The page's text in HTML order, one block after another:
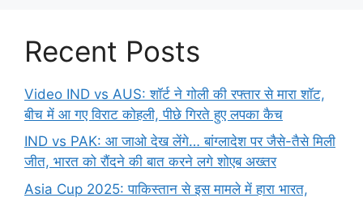
Recent Posts
Video IND vs AUS: शॉर्ट ने गोली की रफ्तार से मारा शॉट,
बीच में आ गए विराट कोहली, पीछे गिरते हुए लपका कैच
IND vs PAK: आ जाओ देख लेंगे… बांग्लादेश पर जैसे-तैसे मिली
जीत, भारत को रौंदने की बात करने लगे शोएब अख्तर
Asia Cup 2025: पाकिस्तान से इस मामले में हारा भारत,